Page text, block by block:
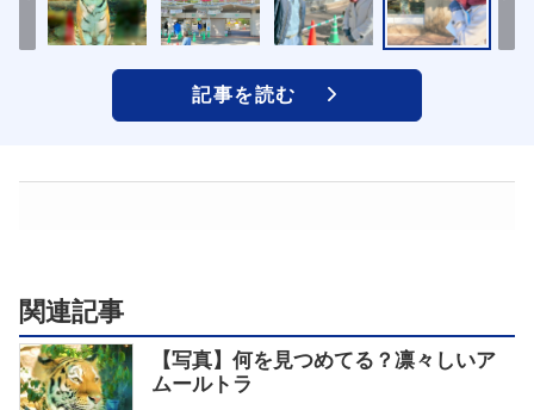
記事を読む
関連記事
【写真】何を見つめてる？凛々しいア
ムールトラ